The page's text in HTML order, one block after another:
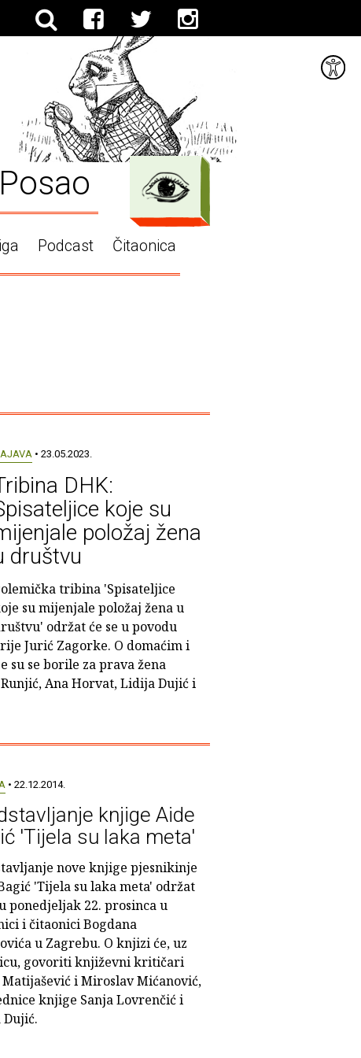
Posao
Podcast Čitaonica
• 23.05.2023.
DHK:
koje su
položaj žena
društvu
tribina 'Spisateljice
su mijenjale položaj žena u
održat će se u povodu
Jurić Zagorke. O domaćim i
su se borile za prava žena
Ana Horvat, Lidija Dujić i
• 22.12.2014.
knjige Aide
'Tijela su laka meta'
nove knjige pjesnikinje
'Tijela su laka meta' održat
ponedjeljak 22. prosinca u
i čitaonici Bogdana
u Zagrebu. O knjizi će, uz
govoriti književni kritičari
i Miroslav Mićanović,
knjige Sanja Lovrenčić i